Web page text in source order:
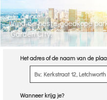
Vind de beste goedkope
Garden City.
Het adres of de naam van de
Wanneer krijg je?